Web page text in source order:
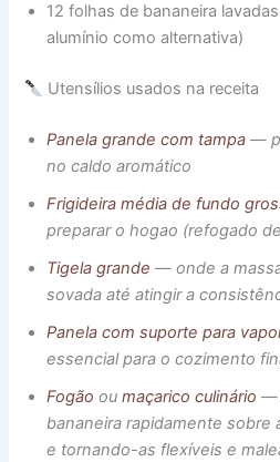
12 folhas de bananeira
alumínio como alternativa)
Utensílios usados na receita
Panela grande com tampa—
no caldo aromático
Frigideira média de fundo
preparar o hogao (refogado
Tigela grande — onde a
sovada até atingir a
Panela com suporte para
essencial para o cozimento
Fogão oumaçarico culinário —
bananeira rapidamente sobre
e tornando-as flexíveis e